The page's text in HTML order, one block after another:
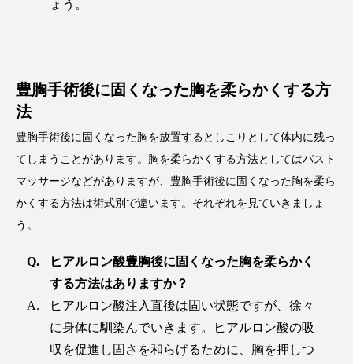
ょう。
豊胸手術後に固くなった胸を柔らかくする方
法
豊胸手術後に固くなった胸を放置するとしこりとして体内に残っ
てしまうことがあります。胸を柔らかくする方法としてはバスト
マッサージなどがありますが、豊胸手術後に固くなった胸を柔ら
かくする方法は術式別で違います。それぞれを見ていきましょ
う。
ヒアルロン酸豊胸後に固くなった胸を柔らかく
する方法はありますか？
ヒアルロン酸注入直後は固い状態ですが、徐々
に身体に馴染んでいきます。ヒアルロン酸の吸
収を促進し固さを和らげるために、胸を押しつ